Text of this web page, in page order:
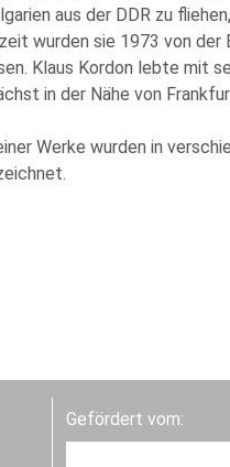
aus der DDR zu
wurden sie 1973 von der
Klaus Kordon lebte mit
in der Nähe von
Werke wurden in
Gefördert vom: